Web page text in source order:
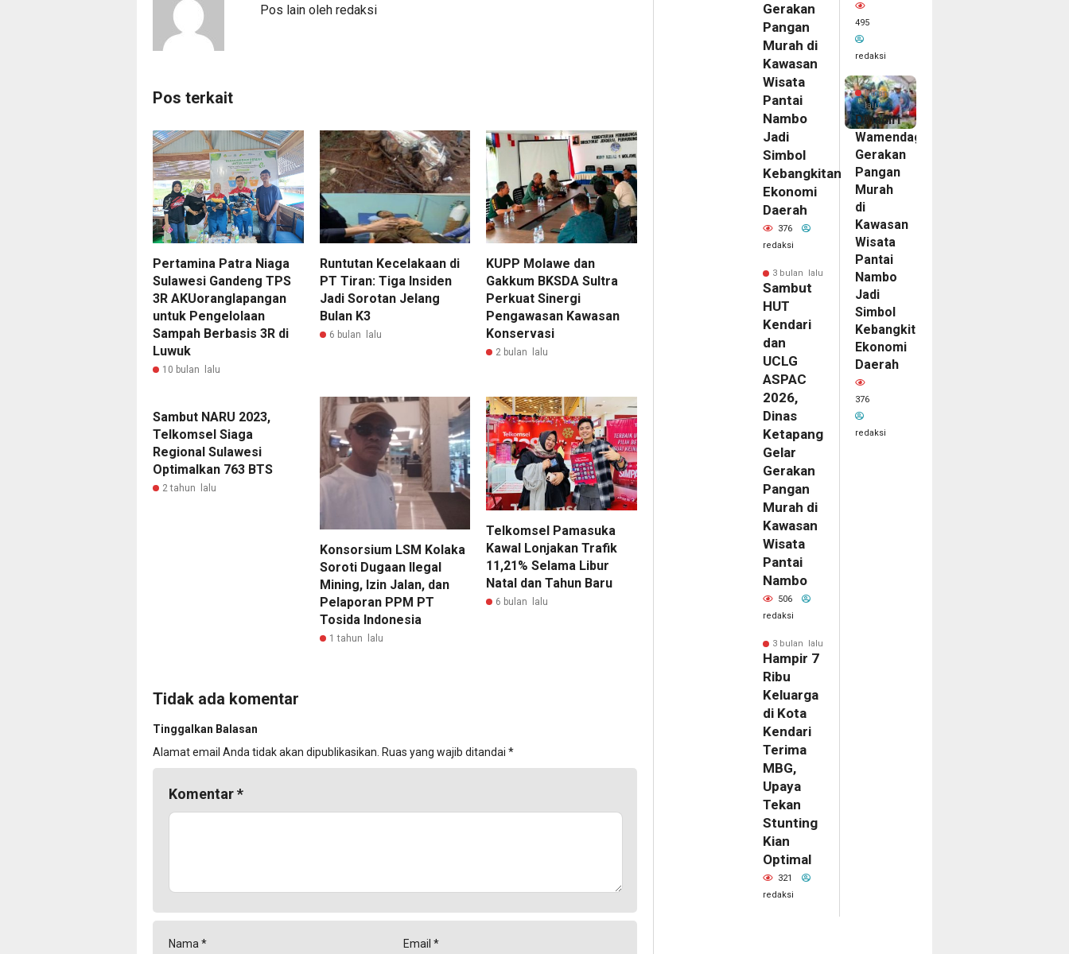
Pos lain oleh redaksi
Pos terkait
Pertamina Patra Niaga
Sulawesi Gandeng TPS
3R AKUoranglapangan
untuk Pengelolaan
Sampah Berbasis 3R di
Luwuk
10 bulan lalu
Runtutan Kecelakaan di
PT Tiran: Tiga Insiden
Jadi Sorotan Jelang
Bulan K3
6 bulan lalu
KUPP Molawe dan
Gakkum BKSDA Sultra
Perkuat Sinergi
Pengawasan Kawasan
Konservasi
2 bulan lalu
Sambut NARU 2023,
Telkomsel Siaga
Regional Sulawesi
Optimalkan 763 BTS
2 tahun lalu
Konsorsium LSM Kolaka
Soroti Dugaan Ilegal
Mining, Izin Jalan, dan
Pelaporan PPM PT
Tosida Indonesia
1 tahun lalu
Telkomsel Pamasuka
Kawal Lonjakan Trafik
11,21% Selama Libur
Natal dan Tahun Baru
6 bulan lalu
Tidak ada komentar
Tinggalkan Balasan
Alamat email Anda tidak akan dipublikasikan. Ruas yang wajib ditandai *
Komentar*
Nama* Email *
Gerakan
Pangan
Murah di
Kawasan
Wisata
Pantai
Nambo
Jadi
Simbol
Kebangkitan
Ekonomi
Daerah
376
redaksi
3 bulan lalu
Sambut
HUT
Kendari
dan
UCLG
ASPAC
2026,
Dinas
Ketapang
Gelar
Gerakan
Pangan
Murah di
Kawasan
Wisata
Pantai
Nambo
506
redaksi
3 bulan lalu
Hampir 7
Ribu
Keluarga
di Kota
Kendari
Terima
MBG,
Upaya
Tekan
Stunting
Kian
Optimal
321
redaksi
495
redaksi
2
bulan
lalu
Dihadiri
Wamendagri,
Gerakan
Pangan
Murah
di
Kawasan
Wisata
Pantai
Nambo
Jadi
Simbol
Kebangkitan
Ekonomi
Daerah
376
redaksi